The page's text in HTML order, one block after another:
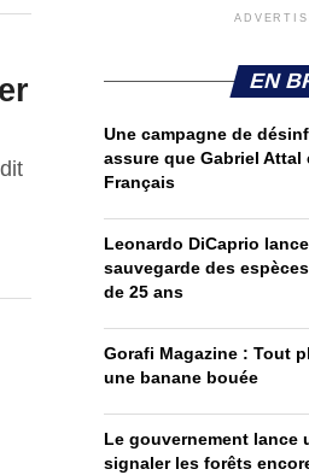
EN
Une campagne de
assure que Gabriel Attal
Français
Leonardo DiCaprio
sauvegarde des
de 25 ans
Gorafi Magazine : Tout
une banane bouée
Le gouvernement lance
signaler les forêts